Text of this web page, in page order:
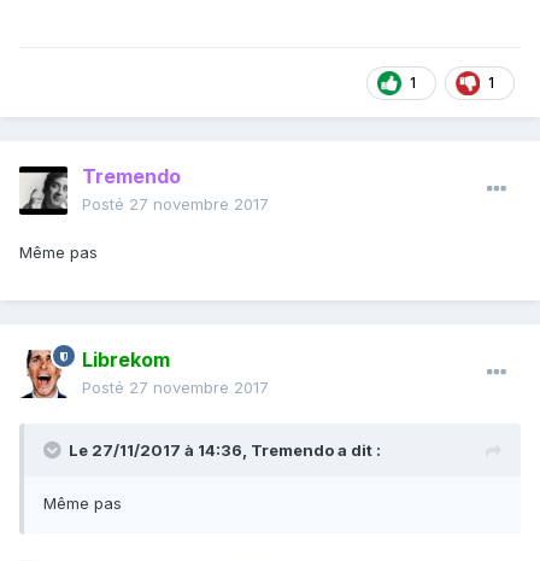
1 1
Tremendo
Posté 27 novembre 2017
Même pas
Librekom
Posté 27 novembre 2017
Le 27/11/2017 à 14:36, Tremendoa dit :
Même pas